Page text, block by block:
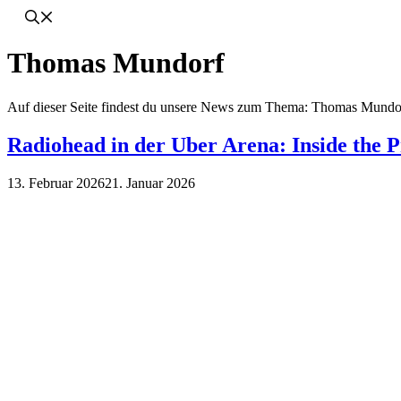
Thomas Mundorf
Auf dieser Seite findest du unsere News zum Thema: Thomas
Radiohead in der Uber Arena: Inside the
13. Februar 202621. Januar 2026